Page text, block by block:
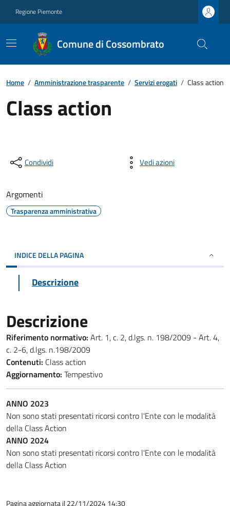
Regione Piemonte
Comune di Cossombrato
Home / Amministrazione trasparente / Servizi erogati / Class action
Class action
Condividi Vedi azioni
Argomenti
Trasparenza amministrativa
INDICE DELLA PAGINA
Descrizione
Descrizione
Riferimento normativo: Art. 1, c. 2, d.lgs. n. 198/2009 - Art. 4,
c. 2-6, d.lgs. n.198/2009
Contenuti: Class action
Aggiornamento: Tempestivo
ANNO 2023
Non sono stati presentati ricorsi contro l'Ente con le modalità
della Class Action
ANNO 2024
Non sono stati presentati ricorsi contro l'Ente con le modalità
della Class Action
Pagina aggiornata il 22/11/2024 14:30